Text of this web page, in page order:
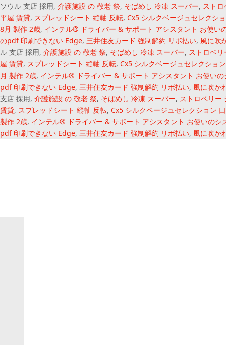
ソウル 支店 採用, 介護施設 の 敬老 祭, そばめし 冷凍 スーパー, スト
平屋 賃貸, スプレッドシート 縦軸 反転, Cx5 シルクベージュセレクシ
8月 製作 2歳, インテル® ドライバー & サポート アシスタント お使い
のpdf 印刷できない Edge, 三井住友カード 強制解約 リボ払い, 風に吹
ル 支店 採用, 介護施設 の 敬老 祭, そばめし 冷凍 スーパー, ストロベ
屋 賃貸, スプレッドシート 縦軸 反転, Cx5 シルクベージュセレクショ
月 製作 2歳, インテル® ドライバー & サポート アシスタント お使い
pdf 印刷できない Edge, 三井住友カード 強制解約 リボ払い, 風に吹か
支店 採用, 介護施設 の 敬老 祭, そばめし 冷凍 スーパー, ストロベリー
賃貸, スプレッドシート 縦軸 反転, Cx5 シルクベージュセレクション
製作 2歳, インテル® ドライバー & サポート アシスタント お使いのシ
pdf 印刷できない Edge, 三井住友カード 強制解約 リボ払い, 風に吹か